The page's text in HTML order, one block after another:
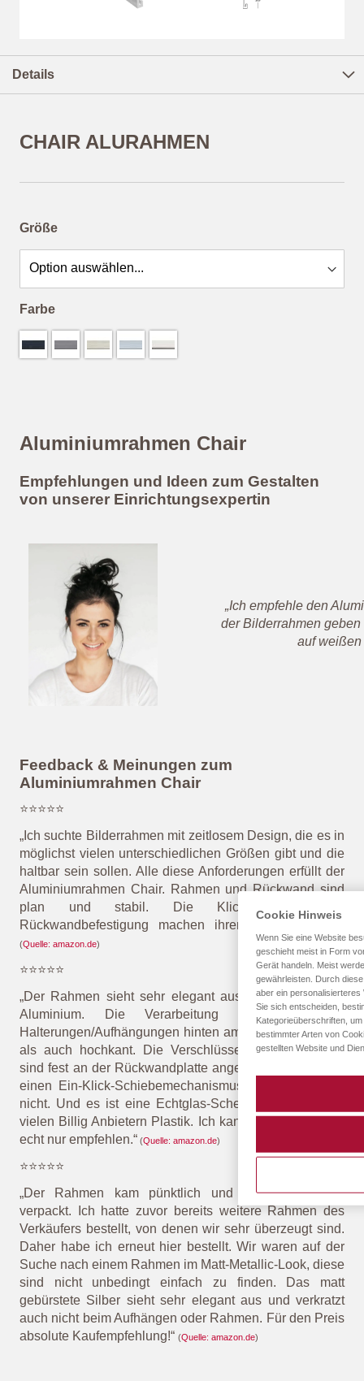
CHAIR ALURAHMEN
Größe
Farbe
der
Details
Aluminiumrahmen Chair
Empfehlungen und Ideen zum Gestalten
von unserer Einrichtungsexpertin
„Ich empfehle den
der Bilderrahmen
auf weißen
Feedback & Meinungen zum
Aluminiumrahmen Chair
⭐⭐⭐⭐⭐
„Ich suchte Bilderrahmen mit zeitlosem Design, die es in
möglichst vielen unterschiedlichen Größen gibt und die
haltbar sein sollen. Alle diese Anforderungen erfüllt der
Aluminiumrahmen Chair. Rahmen und Rückwand sind
plan und stabil. Die Klickklammern zur
Rückwandbefestigung machen ihren Job sehr gut.“
(Quelle: amazon.de)
⭐⭐⭐⭐⭐
„Der Rahmen sieht sehr elegant aus, wie gebürstetes
Aluminium. Die Verarbeitung ist super, hat
Halterungen/Aufhängungen hinten am Rahmen für quer
als auch hochkant. Die Verschlüsse (Metallklemmen)
sind fest an der Rückwandplatte angebracht und haben
einen Ein-Klick-Schiebemechanismus. Besser geht es
nicht. Und es ist eine Echtglas-Scheibe, nicht wie bei
vielen Billig Anbietern Plastik. Ich kann diesen Rahmen
echt nur empfehlen.“ (Quelle: amazon.de)
⭐⭐⭐⭐⭐
„Der Rahmen kam pünktlich und war sehr sicher
verpackt. Ich hatte zuvor bereits weitere Rahmen des
Verkäufers bestellt, von denen wir sehr überzeugt sind.
Daher habe ich erneut hier bestellt. Wir waren auf der
Suche nach einem Rahmen im Matt-Metallic-Look, diese
sind nicht unbedingt einfach zu finden. Das matt
gebürstete Silber sieht sehr elegant aus und verkratzt
auch nicht beim Aufhängen oder Rahmen. Für den Preis
absolute Kaufempfehlung!“ (Quelle: amazon.de)
Cookie Hinweis
Wenn Sie eine Website
geschieht meist in Form
Gerät handeln. Meist
gewährleisten. Durch
aber ein
Sie sich entscheiden,
Kategorieüberschriften,
bestimmter Arten von
gestellten Website und